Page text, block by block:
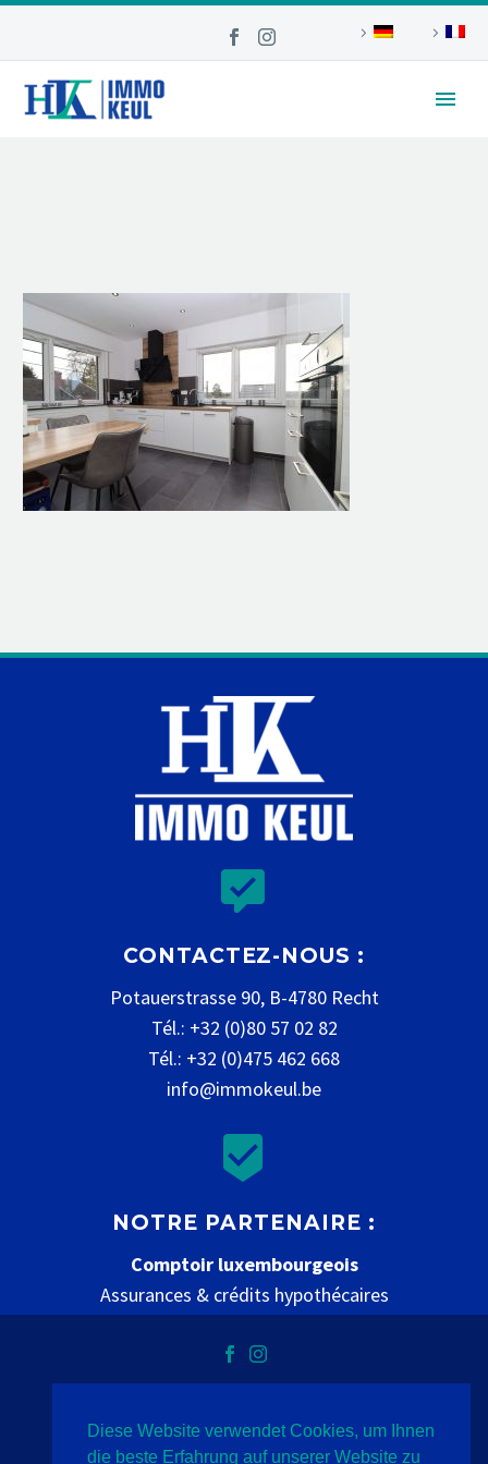


CONTACTEZ-NOUS :
Potauerstrasse 90, B-4780 Recht
Tél.: +32 (0)80 57 02 82
Tél.: +32 (0)475 462 668
info@immokeul.be


NOTRE PARTENAIRE :
Comptoir luxembourgeois
Assurances & crédits hypothécaires
Datenschutz Impressum Kontakt
Diese Website verwendet Cookies, um Ihnen
die beste Erfahrung auf unserer Website zu